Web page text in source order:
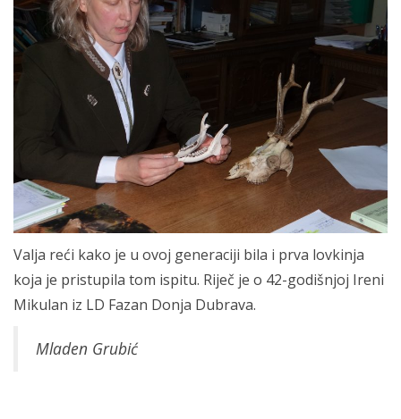
Valja reći kako je u ovoj generaciji bila i prva lovkinja
koja je pristupila tom ispitu. Riječ je o 42-godišnjoj Ireni
Mikulan iz LD Fazan Donja Dubrava.
Mladen Grubić